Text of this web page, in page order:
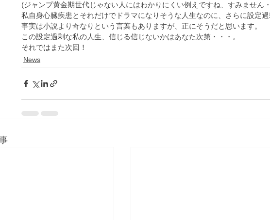
(ジャンプ黄金期世代じゃない人にはわかりにくい例えですね、すみません
私自身心臓疾患とそれだけでドラマになりそうな人生なのに、さらに設定
事実は小説より奇なりという言葉もありますが、正にそうだと思います。
この設定過剰な私の人生、信じる信じないかはあなた次第・・・。
それではまた次回！
News